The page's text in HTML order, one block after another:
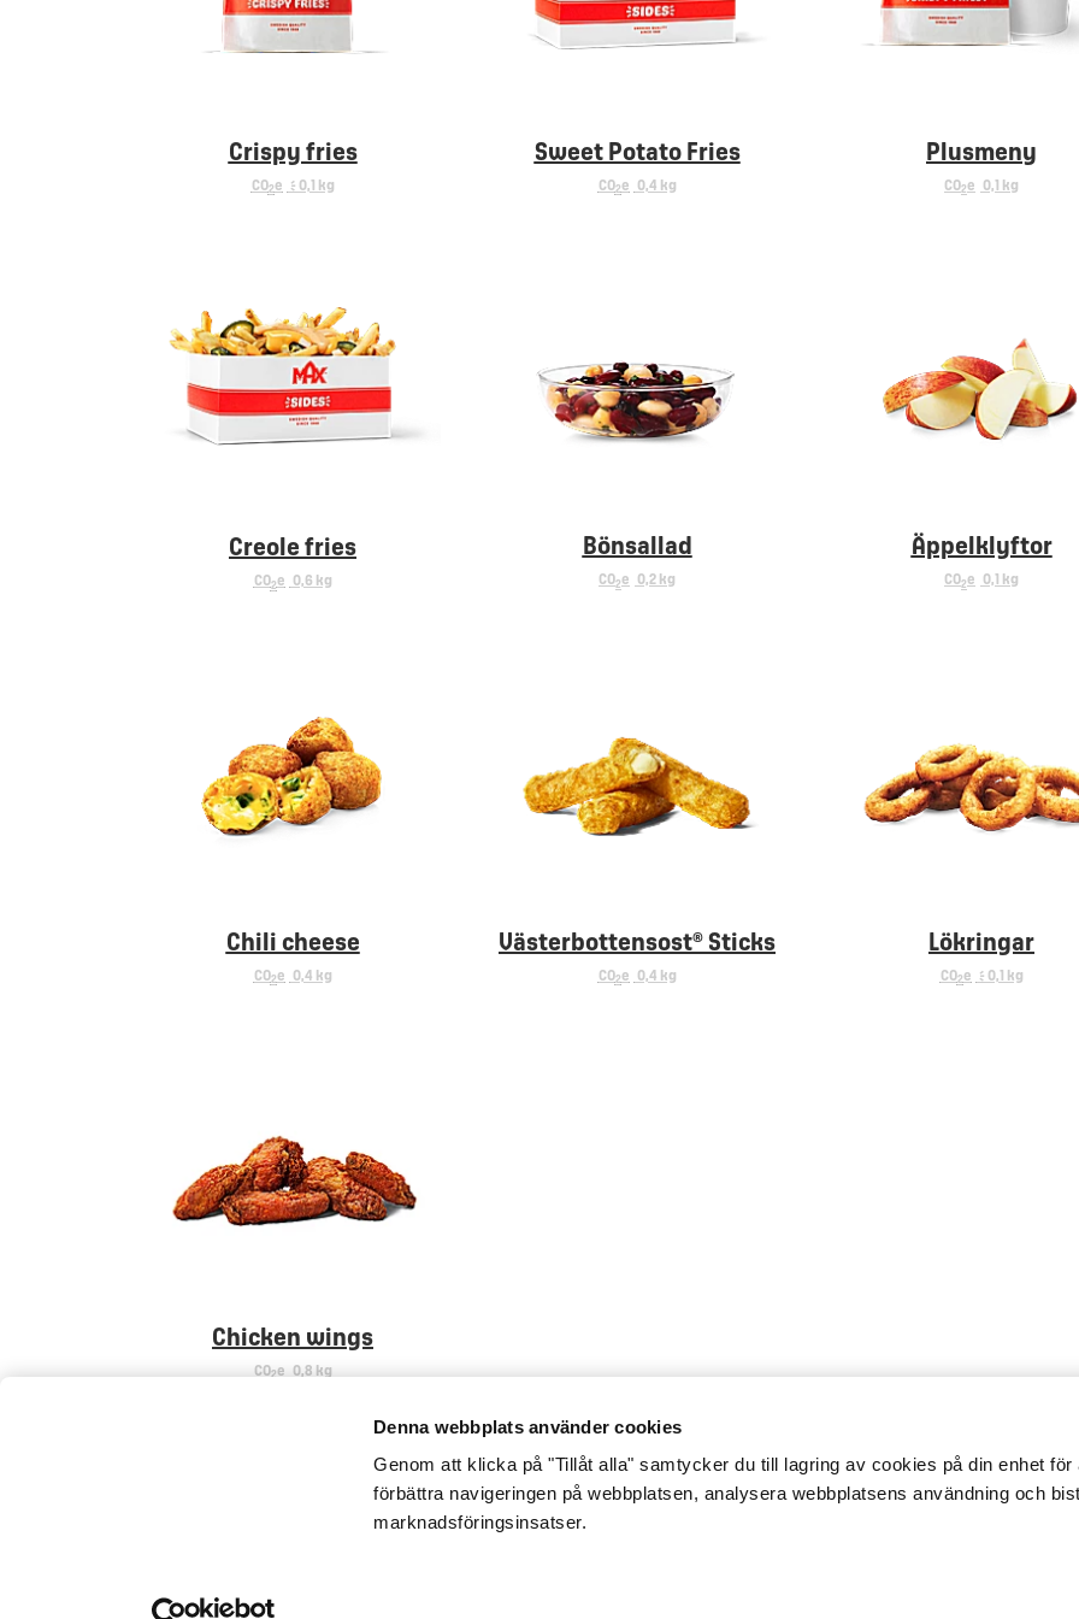
Denna webbplats använder cookies
Genom att klicka på "Tillåt alla" samtycker du till lagring av cookies på din enhet för
förbättra navigeringen på webbplatsen, analysera webbplatsens användning och
marknadsföringsinsatser.
Crispy fries
CO2e < 0,1 kg
Sweet Potato Fries
CO2e 0,4 kg
Plusmeny
CO2e 0,1 kg
Creole fries
CO2e 0,6 kg
Bönsallad
CO2e 0,2 kg
Äppelklyftor
CO2e 0,1 kg
Chili cheese
CO2e 0,4 kg
Västerbottensost® Sticks
CO2e 0,4 kg
Lökringar
CO2e < 0,1 kg
Chicken wings
CO2e 0,8 kg
Tillgänglighet